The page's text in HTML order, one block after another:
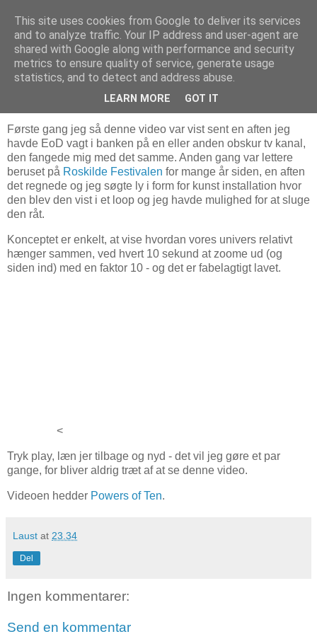
Laust M. Ladefoged
01 november, 2006
Powers of Ten
Første gang jeg så denne video var vist sent en aften jeg
havde EoD vagt i banken på en eller anden obskur tv kanal,
den fangede mig med det samme. Anden gang var lettere
beruset på Roskilde Festivalen for mange år siden, en aften
det regnede og jeg søgte ly i form for kunst installation hvor
den blev den vist i et loop og jeg havde mulighed for at sluge
den råt.
Konceptet er enkelt, at vise hvordan vores univers relativt
hænger sammen, ved hvert 10 sekund at zoome ud (og
siden ind) med en faktor 10 - og det er fabelagtigt lavet.
<
Tryk play, læn jer tilbage og nyd - det vil jeg gøre et par
gange, for bliver aldrig træt af at se denne video.
Videoen hedder Powers of Ten.
Laust at 23.34
Del
Ingen kommentarer:
Send en kommentar
This site uses cookies from Google to deliver its services
and to analyze traffic. Your IP address and user-agent are
shared with Google along with performance and security
metrics to ensure quality of service, generate usage
statistics, and to detect and address abuse.
LEARN MORE GOT IT